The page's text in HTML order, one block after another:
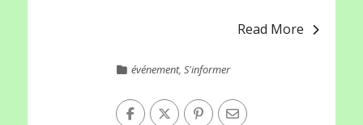
Read More
événement, S'informer